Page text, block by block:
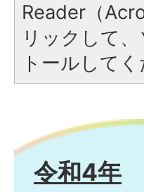
Reader（
リックして
トールしてく
令和4年